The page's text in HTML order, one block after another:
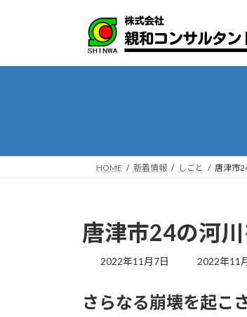
プ
動
HOME 新着情報 しごと 唐津市
唐津市24の河
2022年11月7日
最
新
2022年11
さらなる崩壊を起こ